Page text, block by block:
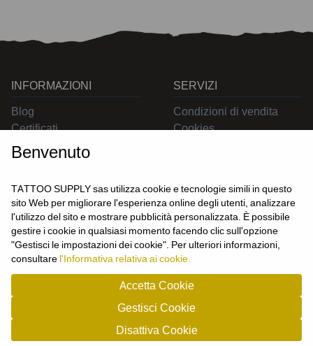
CONTATTACI
INFORMAZIONI
Blog
Certificati
Contatti
SERVIZI
Condizioni di vendita
Cookies
UTENTE
Login
Registrati
tel: 0119101326 - P.Iva/cf: 09963530010
Benvenuto
TATTOO SUPPLY sas utilizza cookie e tecnologie simili in questo
sito Web per migliorare l'esperienza online degli utenti, analizzare
l'utilizzo del sito e mostrare pubblicità personalizzata. È possibile
gestire i cookie in qualsiasi momento facendo clic sull'opzione
"Gestisci le impostazioni dei cookie". Per ulteriori informazioni,
consultare l'Informativa relativa ai cookie.
Accetta Cookie
Gestisci Cookie
Disattiva Cookie